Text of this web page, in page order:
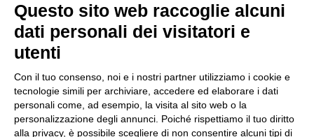
Prima emissione 26/04/2007
Politica per la parità di genere
Politica antibullismo
Follow us
Questo sito web raccoglie alcuni
dati personali dei visitatori e
utenti
Con il tuo consenso, noi e i nostri partner utilizziamo i cookie e
tecnologie simili per archiviare, accedere ed elaborare i dati
personali come, ad esempio, la visita al sito web o la
personalizzazione degli annunci. Poiché rispettiamo il tuo diritto
alla privacy, è possibile scegliere di non consentire alcuni tipi di